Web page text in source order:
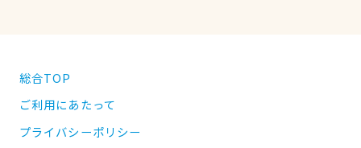
総合TOP
ご利用にあたって
プライバシーポリシー